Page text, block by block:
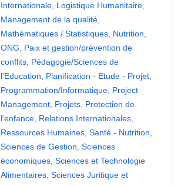
Internationale, Logistique Humanitaire,
Management de la qualité,
Mathématiques / Statistiques, Nutrition,
ONG, Paix et gestion/prévention de
conflits, Pédagogie/Sciences de
l'Education, Planification - Etude - Projet,
Programmation/Informatique, Project
Management, Projets, Protection de
l'enfance, Relations Internationales,
Ressources Humaines, Santé - Nutrition,
Sciences de Gestion, Sciences
économiques, Sciences et Technologie
Alimentaires, Sciences Juritique et